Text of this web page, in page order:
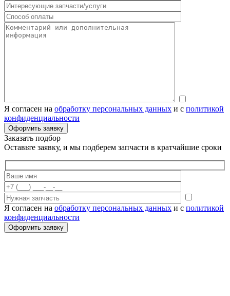
Я согласен на обработку персональных данных и с политикой
конфиденциальности
Заказать подбор
Оставьте заявку, и мы подберем запчасти в кратчайшие сроки
Я согласен на обработку персональных данных и с политикой
конфиденциальности